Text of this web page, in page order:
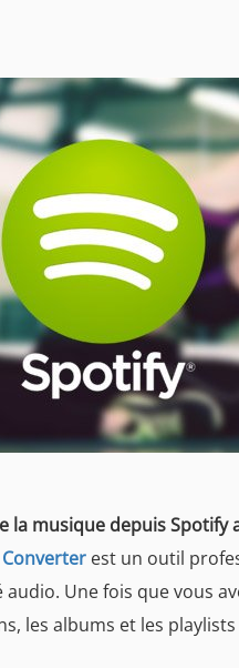
la musique depuis Spotify
est un outil
Une fois que vous
les albums et les